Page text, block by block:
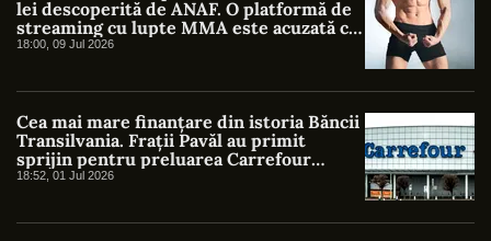
lei descoperită de ANAF. O platformă de
streaming cu lupte MMA este acuzată că
a ascuns venituri de la peste 30.000 de
18:00, 09 Jul 2026
Cea mai mare finanțare din istoria Băncii
Transilvania. Frații Pavăl au primit
sprijin pentru preluarea Carrefour
România
18:52, 01 Jul 2026